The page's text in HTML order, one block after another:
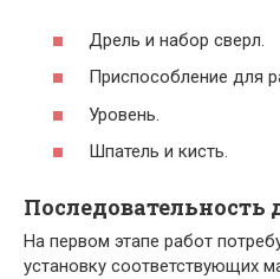
Дрель и набор сверл.
Приспособление для
Уровень.
Шпатель и кисть.
Последовательность
На первом этапе работ
установку соответствующих